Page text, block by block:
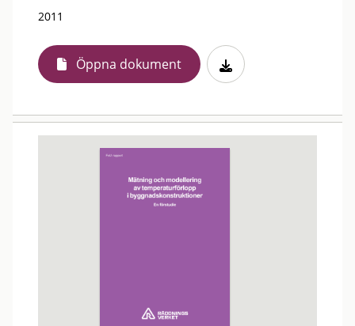
2011
Öppna dokument